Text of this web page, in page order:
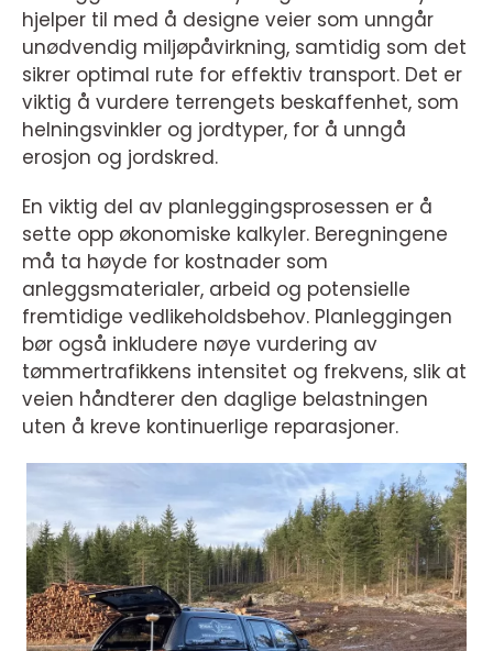
hjelper til med å designe veier som unngår
unødvendig miljøpåvirkning, samtidig som det
sikrer optimal rute for effektiv transport. Det er
viktig å vurdere terrengets beskaffenhet, som
helningsvinkler og jordtyper, for å unngå
erosjon og jordskred.
En viktig del av planleggingsprosessen er å
sette opp økonomiske kalkyler. Beregningene
må ta høyde for kostnader som
anleggsmaterialer, arbeid og potensielle
fremtidige vedlikeholdsbehov. Planleggingen
bør også inkludere nøye vurdering av
tømmertrafikkens intensitet og frekvens, slik at
veien håndterer den daglige belastningen
uten å kreve kontinuerlige reparasjoner.